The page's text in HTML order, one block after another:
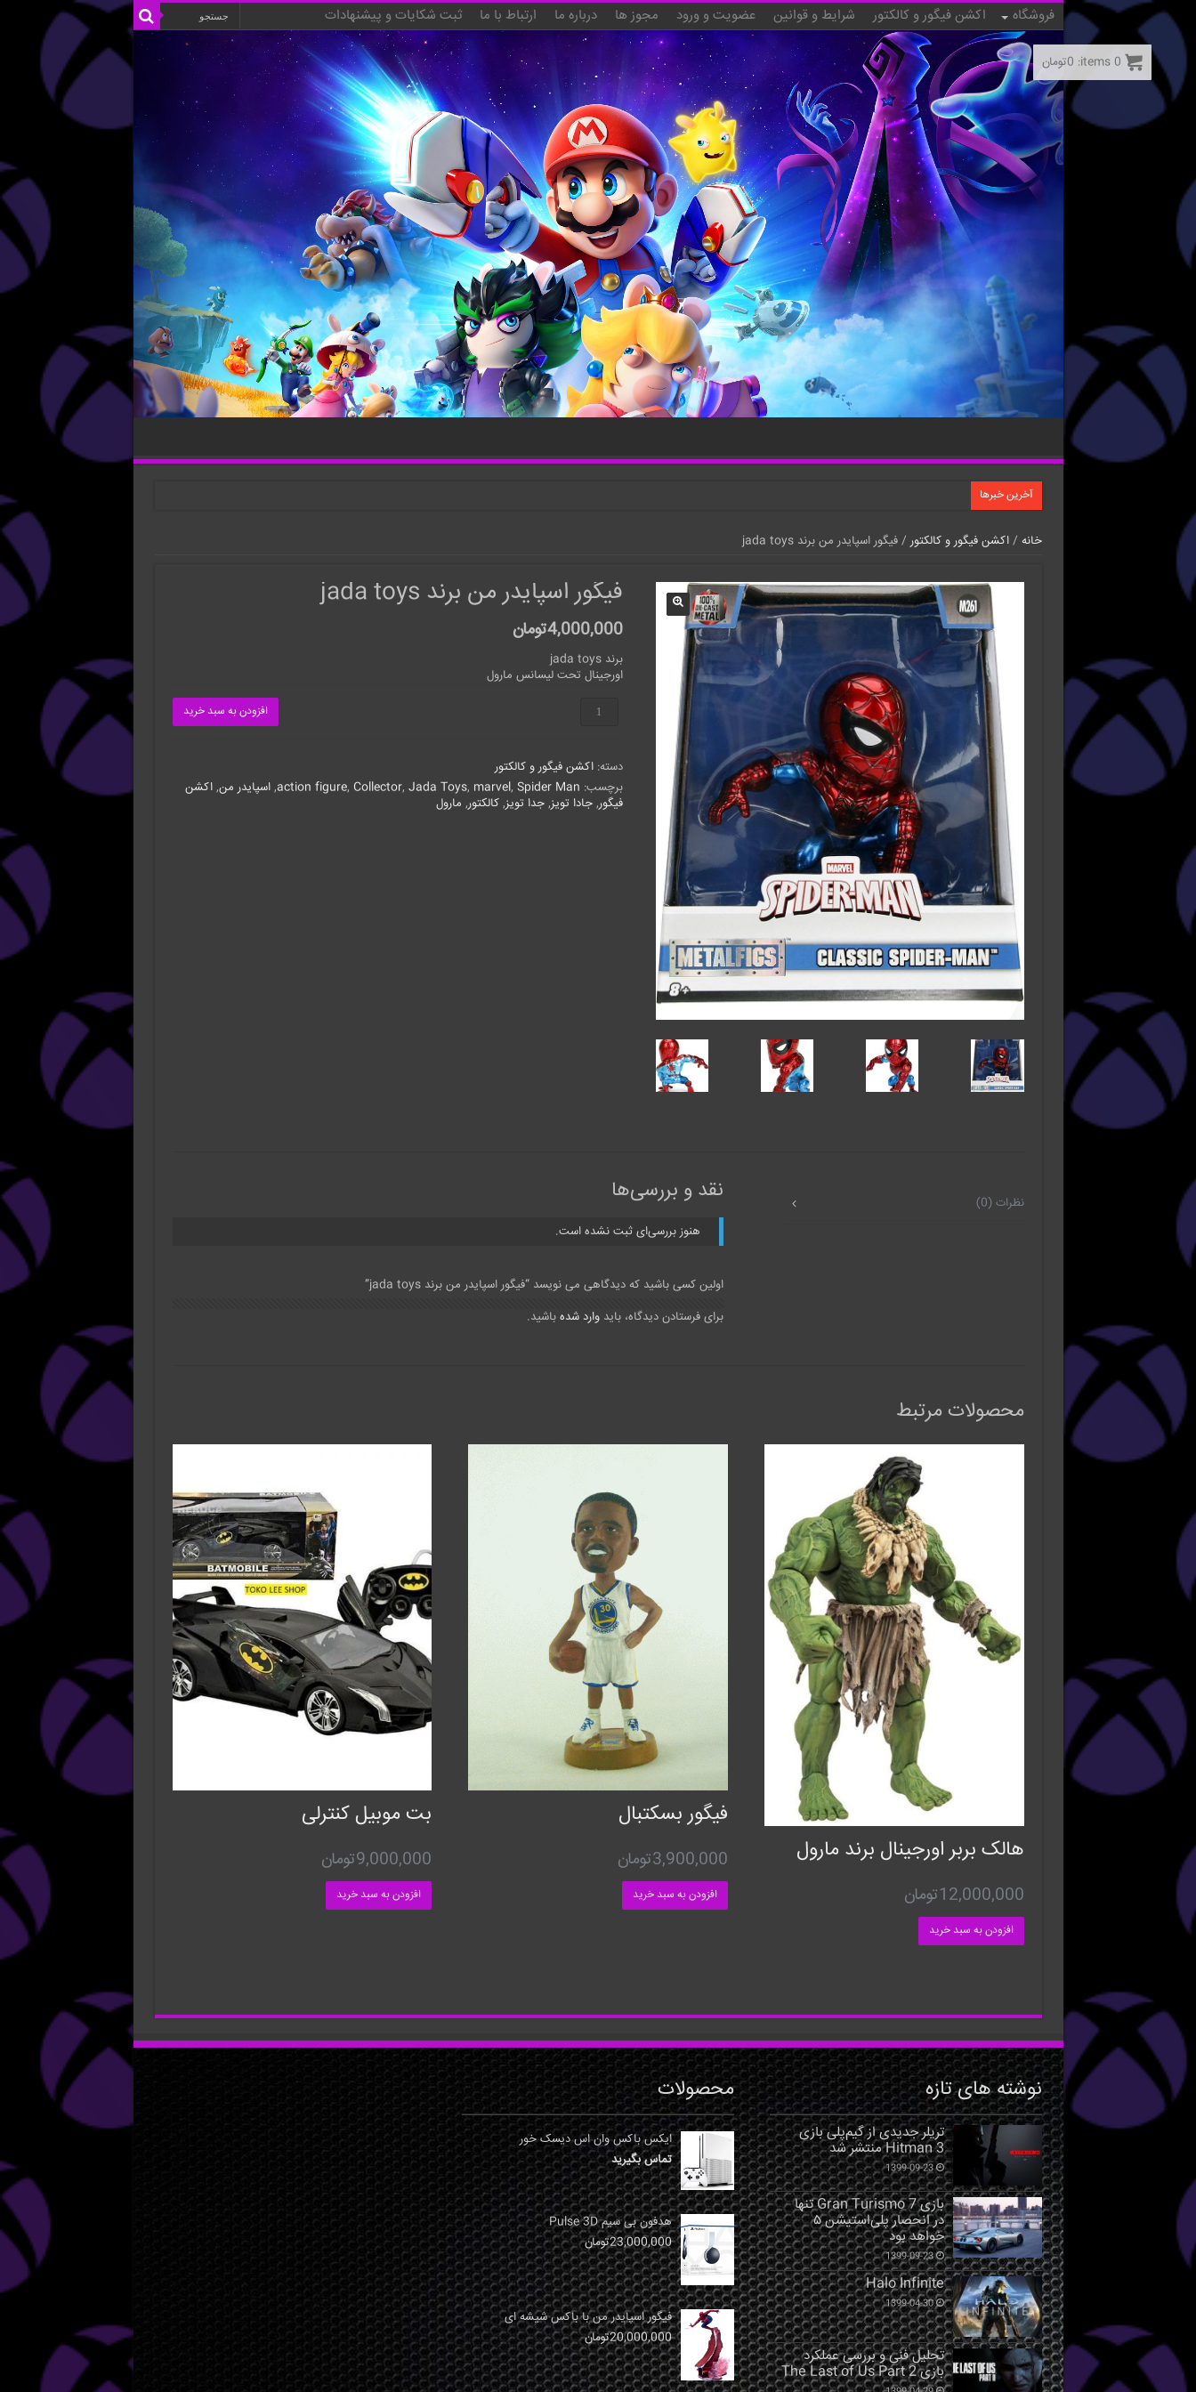
فروشگاه اکشن فیگور و کالکتور شرایط و قوانین عضویت و ورود مجوز ها درباره ما ارتباط با ما ثبت شکایات و پیشنهادات
آخرین خبرها
خانه /اکشن فیگور و کالکتور/ فیگور اسپایدر من برند jada toys
فیگور اسپایدر من برند jada toys
4,000,000تومان
برند jada toys
اورجینال‌ تحت لیسانس مارول
اسپایدر
jada
toys
عدد
افزودن به سبد خرید
دسته: اکشن فیگور و کالکتور
برچسب:
action figure,Collector,Jada Toys, marvel,Spider Man
, اسپایدر من, اکشن
فیگور, جادا تویز, جدا تویز, کالکتور, مارول
نظرات (0) نقد و بررسی‌ها
هنوز بررسی‌ای ثبت نشده است.
اولین کسی باشید که دیدگاهی می نویسد “فیگور اسپایدر من برند jada toys”
برای فرستادن دیدگاه، بایدوارد شده باشید.
محصولات مرتبط
هالک بربر اورجینال برند مارول
12,000,000تومان
افزودن به سبد خرید
فیگور بسکتبال
3,900,000تومان
افزودن به سبد خرید
بت موبیل کنترلی
9,000,000تومان
افزودن به سبد خرید
نوشته های تازه
تریلر جدیدی از گیم‌پلی بازی
Hitman 3 منتشر شد
1399-09-23
بازی Gran Turismo 7 تنها
در انحصار پلی‌استیشن ۵
خواهد بود
1399-09-23
Halo Infinite
1399-04-30
تحلیل فنی و بررسی عملکرد
بازی The Last of Us Part 2
محصولات
ایکس باکس وان اس دیسک خور
تماس بگیرید
هدفون بی سیم Pulse 3D
23,000,000تومان
فیگور اسپایدر من با باکس شیشه ای
20,000,000تومان
0
items:
0تومان